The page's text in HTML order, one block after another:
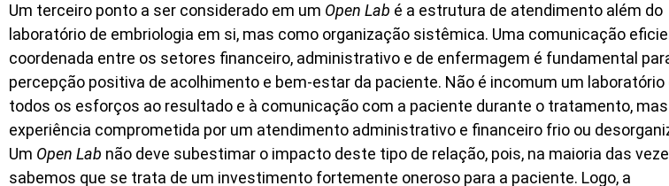
Um terceiro ponto a ser considerado em um Open Lab é a estrutura de atendimento além do
laboratório de embriologia em si, mas como organização sistêmica. Uma comunicação
coordenada entre os setores financeiro, administrativo e de enfermagem é fundamental
percepção positiva de acolhimento e bem-estar da paciente. Não é incomum um laboratório
todos os esforços ao resultado e à comunicação com a paciente durante o tratamento,
experiência comprometida por um atendimento administrativo e financeiro frio ou
Um Open Lab não deve subestimar o impacto deste tipo de relação, pois, na maioria das
sabemos que se trata de um investimento fortemente oneroso para a paciente. Logo, a